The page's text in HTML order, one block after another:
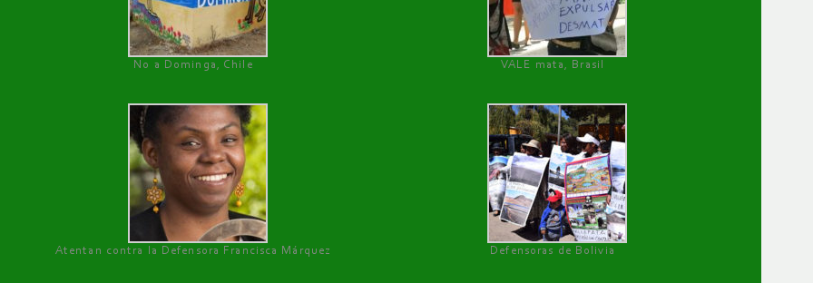
No a Dominga, Chile
VALE mata, Brasil
Atentan contra la Defensora Francisca Márquez Defensoras de Bolivia